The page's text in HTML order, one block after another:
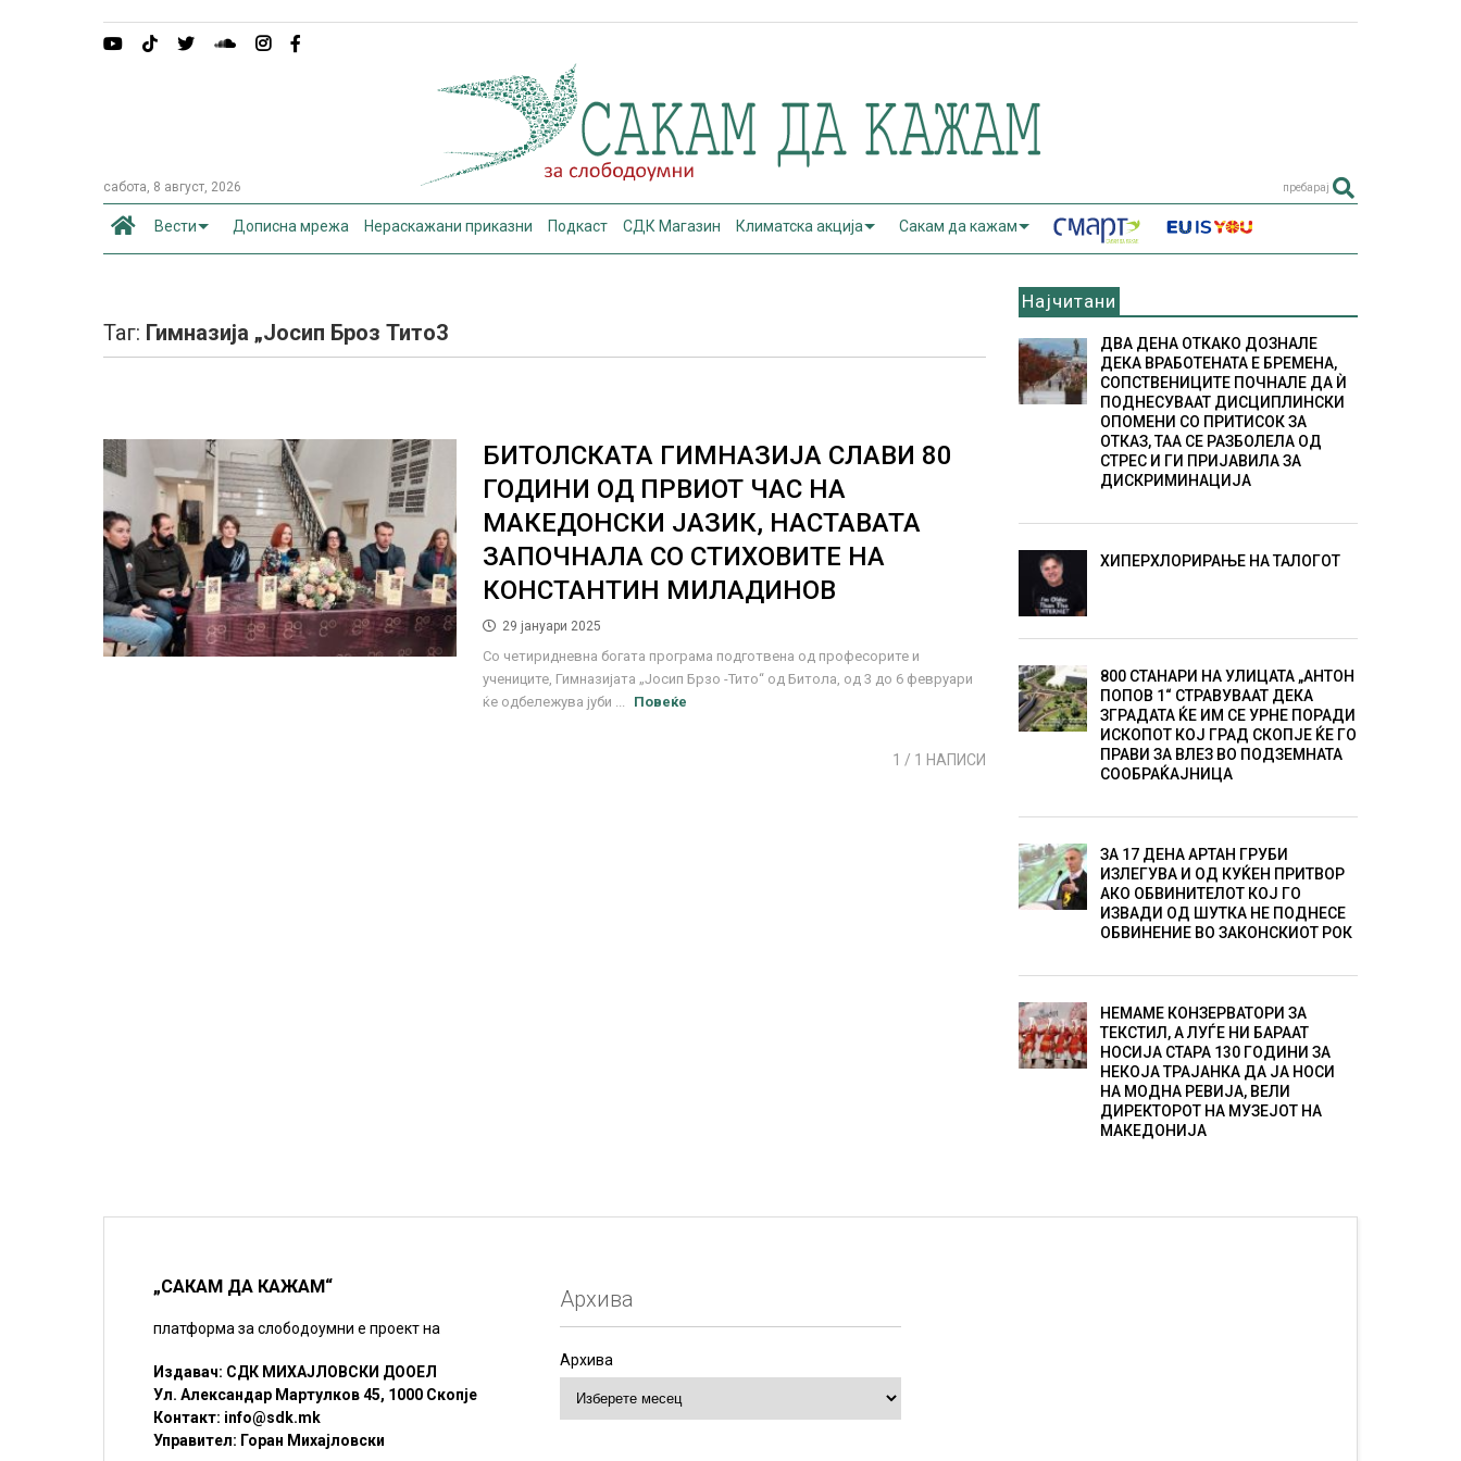
сабота, 8 август, 2026 пребарај
Вести Дописна мрежа Нераскажани приказни Подкаст СДК Магазин Климатска акција Сакам да кажам
Таг: Гимназија „Јосип Броз Тито3
БИТОЛСКАТА ГИМНАЗИЈА СЛАВИ 80
ГОДИНИ ОД ПРВИОТ ЧАС НА
МАКЕДОНСКИ ЈАЗИК, НАСТАВАТА
ЗАПОЧНАЛА СО СТИХОВИТЕ НА
КОНСТАНТИН МИЛАДИНОВ
29 јануари 2025
Со четиридневна богата програма подготвена од професорите и
учениците, Гимназијата „Јосип Брзо -Тито“ од Битола, од 3 до 6 февруари
ќе одбележува јуби ...
Повеќе
1 / 1 НАПИСИ
Најчитани
ДВА ДЕНА ОТКАКО ДОЗНАЛЕ
ДЕКА ВРАБОТЕНАТА Е БРЕМЕНА,
СОПСТВЕНИЦИТЕ ПОЧНАЛЕ ДА Ѝ
ПОДНЕСУВААТ ДИСЦИПЛИНСКИ
ОПОМЕНИ СО ПРИТИСОК ЗА
ОТКАЗ, ТАА СЕ РАЗБОЛЕЛА ОД
СТРЕС И ГИ ПРИЈАВИЛА ЗА
ДИСКРИМИНАЦИЈА
ХИПЕРХЛОРИРАЊЕ НА ТАЛОГОТ
800 СТАНАРИ НА УЛИЦАТА „АНТОН
ПОПОВ 1“ СТРАВУВААТ ДЕКА
ЗГРАДАТА ЌЕ ИМ СЕ УРНЕ ПОРАДИ
ИСКОПОТ КОЈ ГРАД СКОПЈЕ ЌЕ ГО
ПРАВИ ЗА ВЛЕЗ ВО ПОДЗЕМНАТА
СООБРАЌАЈНИЦА
ЗА 17 ДЕНА АРТАН ГРУБИ
ИЗЛЕГУВА И ОД КУЌЕН ПРИТВОР
АКО ОБВИНИТЕЛОТ КОЈ ГО
ИЗВАДИ ОД ШУТКА НЕ ПОДНЕСЕ
ОБВИНЕНИЕ ВО ЗАКОНСКИОТ РОК
НЕМАМЕ КОНЗЕРВАТОРИ ЗА
ТЕКСТИЛ, А ЛУЃЕ НИ БАРААТ
НОСИЈА СТАРА 130 ГОДИНИ ЗА
НЕКОЈА ТРАЈАНКА ДА ЈА НОСИ
НА МОДНА РЕВИЈА, ВЕЛИ
ДИРЕКТОРОТ НА МУЗЕЈОТ НА
МАКЕДОНИЈА
„САКАМ ДА КАЖАМ“
платформа за слободоумни е проект на
Издавач: СДК МИХАЈЛОВСКИ ДООЕЛ
Ул. Александар Мартулков 45, 1000 Скопје
Контакт: info@sdk.mk
Управител: Горан Михајловски
Архива
Архива